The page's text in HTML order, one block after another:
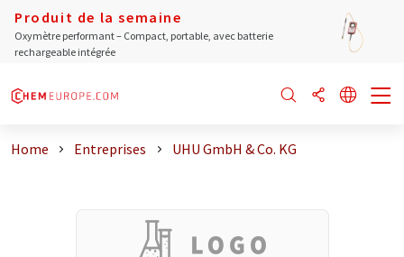
Produit de la semaine
Oxymètre performant – Compact, portable, avec batterie
rechargeable intégrée
Home Entreprises UHU GmbH & Co. KG